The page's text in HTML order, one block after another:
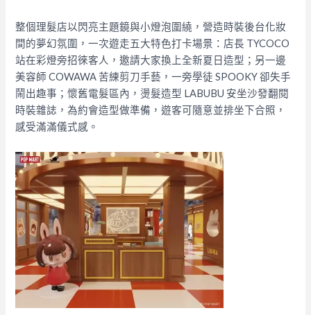
整個理髮店以閃亮主題鏡與小燈泡圍繞，營造時裝後台化妝
間的夢幻氛圍，一次遊走五大特色打卡場景：店長 TYCOCO
站在彩燈旁招徠客人，邀請大家換上全新夏日造型；另一邊
美容師 COWAWA 苦練剪刀手藝，一旁學徒 SPOOKY 卻失手
鬧出趣事；懷舊電髮區內，燙髮造型 LABUBU 安坐沙發翻閱
時裝雜誌，為約會造型做準備，遊客可隨意並排坐下合照，
感受滿滿儀式感。